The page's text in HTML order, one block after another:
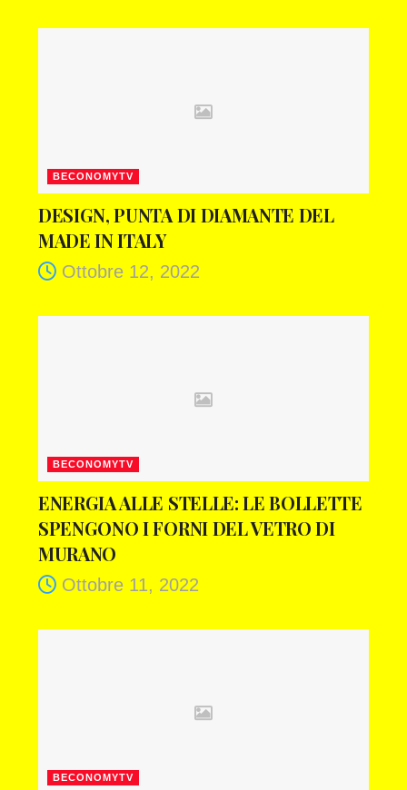
BECONOMYTV
DESIGN, PUNTA DI DIAMANTE DEL
MADE IN ITALY
Ottobre 12, 2022
BECONOMYTV
ENERGIA ALLE STELLE: LE BOLLETTE
SPENGONO I FORNI DEL VETRO DI
MURANO
Ottobre 11, 2022
BECONOMYTV